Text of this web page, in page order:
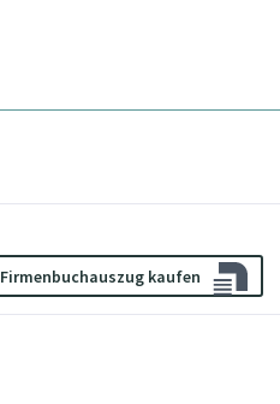
Firmenbuchauszug kaufen